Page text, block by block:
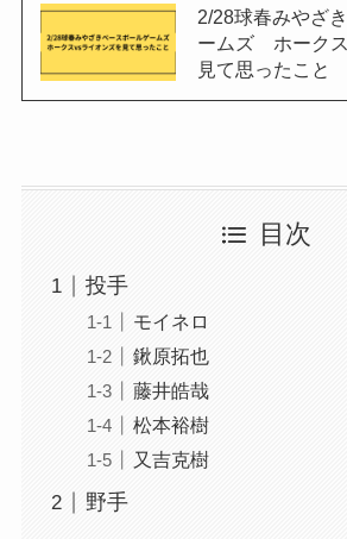
2/28球春みやざ
ームズ ホーク
見て思ったこと
目次
投手
モイネロ
鍬原拓也
藤井皓哉
松本裕樹
又吉克樹
野手